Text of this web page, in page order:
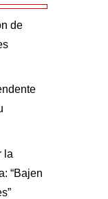
de
la
“Bajen